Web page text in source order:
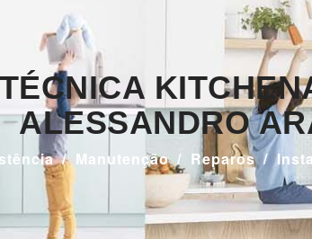
ALESSANDRO
Manutenção Reparos